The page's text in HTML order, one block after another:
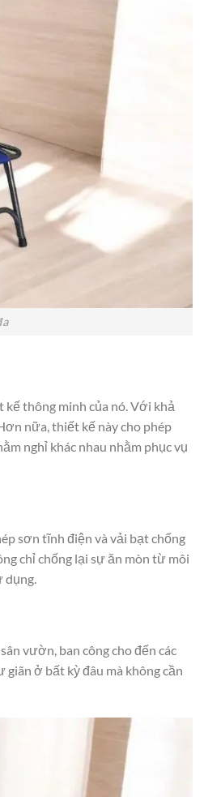
thông minh của nó. Với khả
nữa, thiết kế này cho phép
nghỉ khác nhau nhằm phục vụ
sơn tĩnh điện và vải bạt chống
chỉ chống lại sự ăn mòn từ môi
dụng.
vườn, ban công cho đến các
ở bất kỳ đâu mà không cần